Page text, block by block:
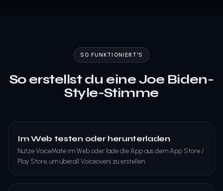
SO FUNKTIONIERT'S
So erstellst du eine Joe Biden-
Style-Stimme
Im Web testen oder herunterladen
Nutze VoiceMate im Web oder lade die App aus dem App Store /
Play Store, um überall Voiceovers zu erstellen.